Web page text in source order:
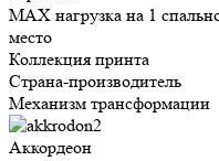
MAX нагрузка на 1
место
Коллекция принта
Страна-производитель
Механизм трансформации
Аккордеон